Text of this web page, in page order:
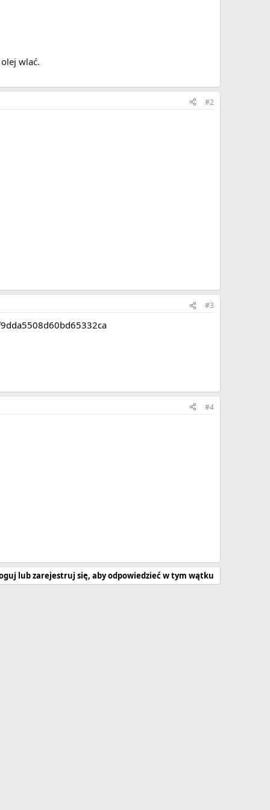
wlać.
#2
#3
#4
lub zarejestruj się, aby odpowiedzieć w tym wątku